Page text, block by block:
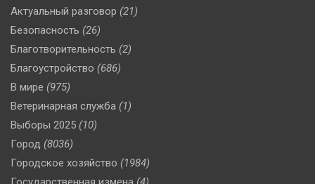
Актуальный разговор (21)
Безопасность (26)
Благотворительность (2)
Благоустройство (686)
В мире (975)
Ветеринарная служба (1)
Выборы 2025 (10)
Город (8036)
Городское хозяйство (1984)